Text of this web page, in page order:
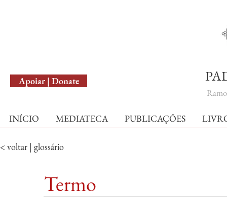
Apoiar | Donate
INÍCIO MEDIATECA PUBLICAÇÕES
< voltar | glossário
Termo